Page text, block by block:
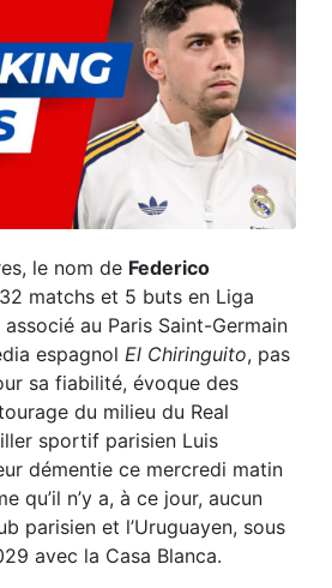
le nom de Federico
matchs et 5 buts en Liga
au Paris Saint-Germain
espagnol El Chiringuito, pas
sa fiabilité, évoque des
du milieu du Real
sportif parisien Luis
démentie ce mercredi matin
qu’il n’y a, à ce jour, aucun
parisien et l’Uruguayen, sous
avec la Casa Blanca.